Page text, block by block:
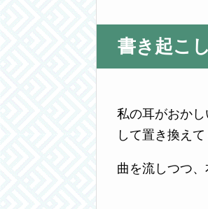
書き起こし
私の耳がおか
して置き換えて
曲を流しつつ